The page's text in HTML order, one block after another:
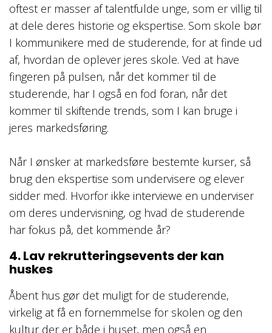
oftest er masser af talentfulde unge, som er villig til
at dele deres historie og ekspertise. Som skole bør
I kommunikere med de studerende, for at finde ud
af, hvordan de oplever jeres skole. Ved at have
fingeren på pulsen, når det kommer til de
studerende, har I også en fod foran, når det
kommer til skiftende trends, som I kan bruge i
jeres markedsføring.
Når I ønsker at markedsføre bestemte kurser, så
brug den ekspertise som undervisere og elever
sidder med. Hvorfor ikke interviewe en underviser
om deres undervisning, og hvad de studerende
har fokus på, det kommende år?
4. Lav rekrutteringsevents der kan
huskes
Åbent hus gør det muligt for de studerende,
virkelig at få en fornemmelse for skolen og den
kultur der er både i huset, men også en